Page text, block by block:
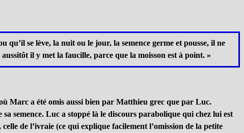
se lève, la nuit ou le jour, la semence germe et pousse, il ne
il y met la faucille, parce que la moisson est à point. »
Marc a été omis aussi bien par Matthieu grec que par Luc.
semence. Luc a stoppé là le discours parabolique qui chez lui est
de l’ivraie (ce qui explique facilement l’omission de la petite